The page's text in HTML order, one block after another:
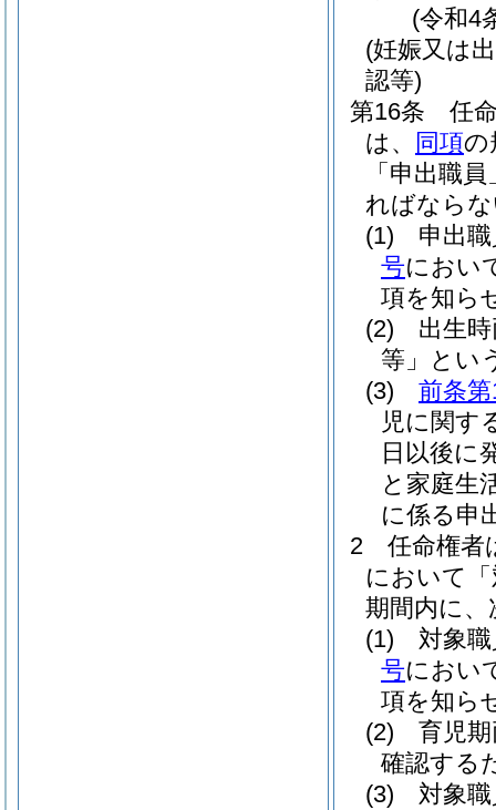
(令和4
(妊娠又は
認等)
第16条
任
は、
同項の
「申出職
ればなら
(1)
申出
号におい
項を知ら
(2)
出生
等」とい
(3)
前条
児に関す
日以後に
と家庭生
に係る申
2
任命権者
において
期間内に
(1)
対象
号におい
項を知ら
(2)
育児
確認する
(3)
対象